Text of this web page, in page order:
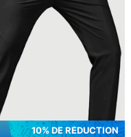
10% DE RÉDUCTION